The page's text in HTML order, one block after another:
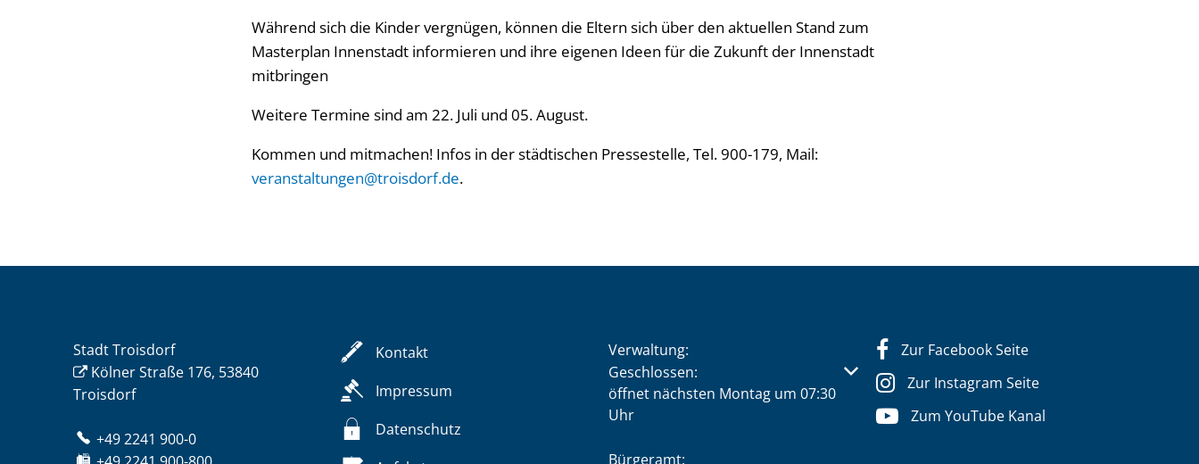
Während sich die Kinder vergnügen, können die Eltern sich über den aktuellen Stand zum
Masterplan Innenstadt informieren und ihre eigenen Ideen für die Zukunft der Innenstadt
mitbringen
Weitere Termine sind am 22. Juli und 05. August.
Kommen und mitmachen! Infos in der städtischen Pressestelle, Tel. 900-179, Mail:
veranstaltungen@troisdorf.de.
Stadt Troisdorf
Kölner Straße 176, 53840
Troisdorf
+49 2241 900-0
Kontakt
Impressum
Datenschutz
Verwaltung:
Klicken, um weitere Öffnungs- oder Schließzeiten auszublenden
Geschlossen:
öffnet nächsten Montag um 07:30
Uhr
Bürgeramt:
Zur Facebook Seite
Zur Instagram Seite
Zum YouTube Kanal